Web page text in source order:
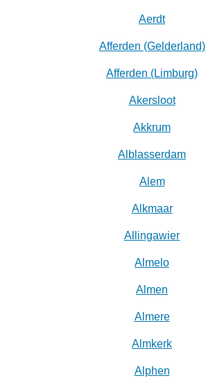
Aerdt
Afferden (Gelderland)
Afferden (Limburg)
Akersloot
Akkrum
Alblasserdam
Alem
Alkmaar
Allingawier
Almelo
Almen
Almere
Almkerk
Alphen